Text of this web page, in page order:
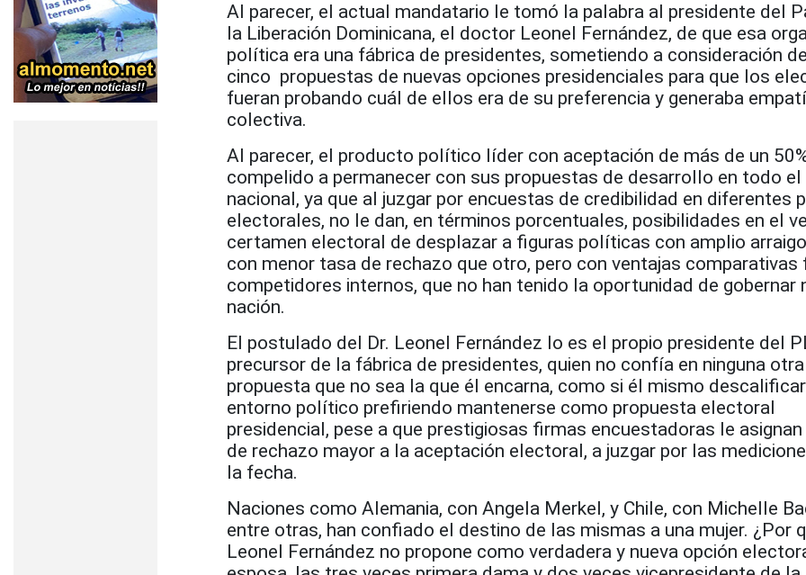
Al parecer, el actual mandatario le tomó la palabra al presidente del
la Liberación Dominicana, el doctor Leonel Fernández, de que esa
política era una fábrica de presidentes, sometiendo a consideración
cinco propuestas de nuevas opciones presidenciales para que los
fueran probando cuál de ellos era de su preferencia y generaba
colectiva.
Al parecer, el producto político líder con aceptación de más de un
compelido a permanecer con sus propuestas de desarrollo en todo
nacional, ya que al juzgar por encuestas de credibilidad en diferentes
electorales, no le dan, en términos porcentuales, posibilidades en el
certamen electoral de desplazar a figuras políticas con amplio
con menor tasa de rechazo que otro, pero con ventajas comparativas
competidores internos, que no han tenido la oportunidad de gobernar
nación.
El postulado del Dr. Leonel Fernández lo es el propio presidente del
precursor de la fábrica de presidentes, quien no confía en ninguna otra
propuesta que no sea la que él encarna, como si él mismo
entorno político prefiriendo mantenerse como propuesta electoral
presidencial, pese a que prestigiosas firmas encuestadoras le
de rechazo mayor a la aceptación electoral, a juzgar por las
la fecha.
Naciones como Alemania, con Angela Merkel, y Chile, con Michelle
entre otras, han confiado el destino de las mismas a una mujer. ¿Por
Leonel Fernández no propone como verdadera y nueva opción